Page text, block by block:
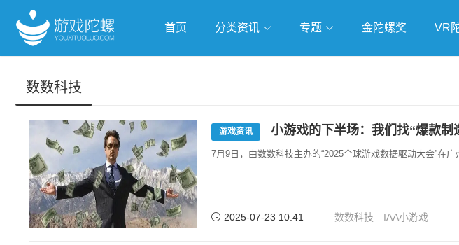
首页 分类资讯 专题 金陀螺奖 VR
数数科技
游戏资讯 小游戏的下半场：我们找“爆款
7月9日，由数数科技主办的“2025全球游戏数据驱动大会”在广
2025-07-23 10:41 数数科技 IAA小游戏